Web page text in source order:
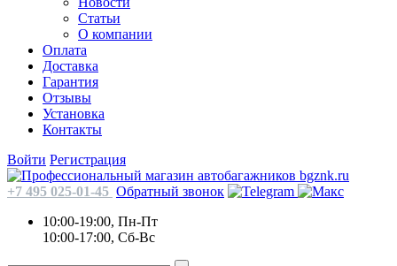
Статьи
О компании
Оплата
Доставка
Гарантия
Отзывы
Установка
Контакты
Войти Регистрация
+7 495 025-01-45 Обратный звонок
10:00-19:00, Пн-Пт
10:00-17:00, Сб-Вс